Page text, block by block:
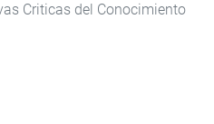
Criticas del Conocimiento